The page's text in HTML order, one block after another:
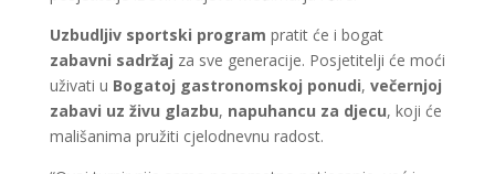
Uzbudljiv sportski program pratit će i bogat
zabavni sadržaj za sve generacije. Posjetitelji će moći
uživati u Bogatoj gastronomskoj ponudi, večernjoj
zabavi uz živu glazbu, napuhancu za djecu, koji će
mališanima pružiti cjelodnevnu radost.